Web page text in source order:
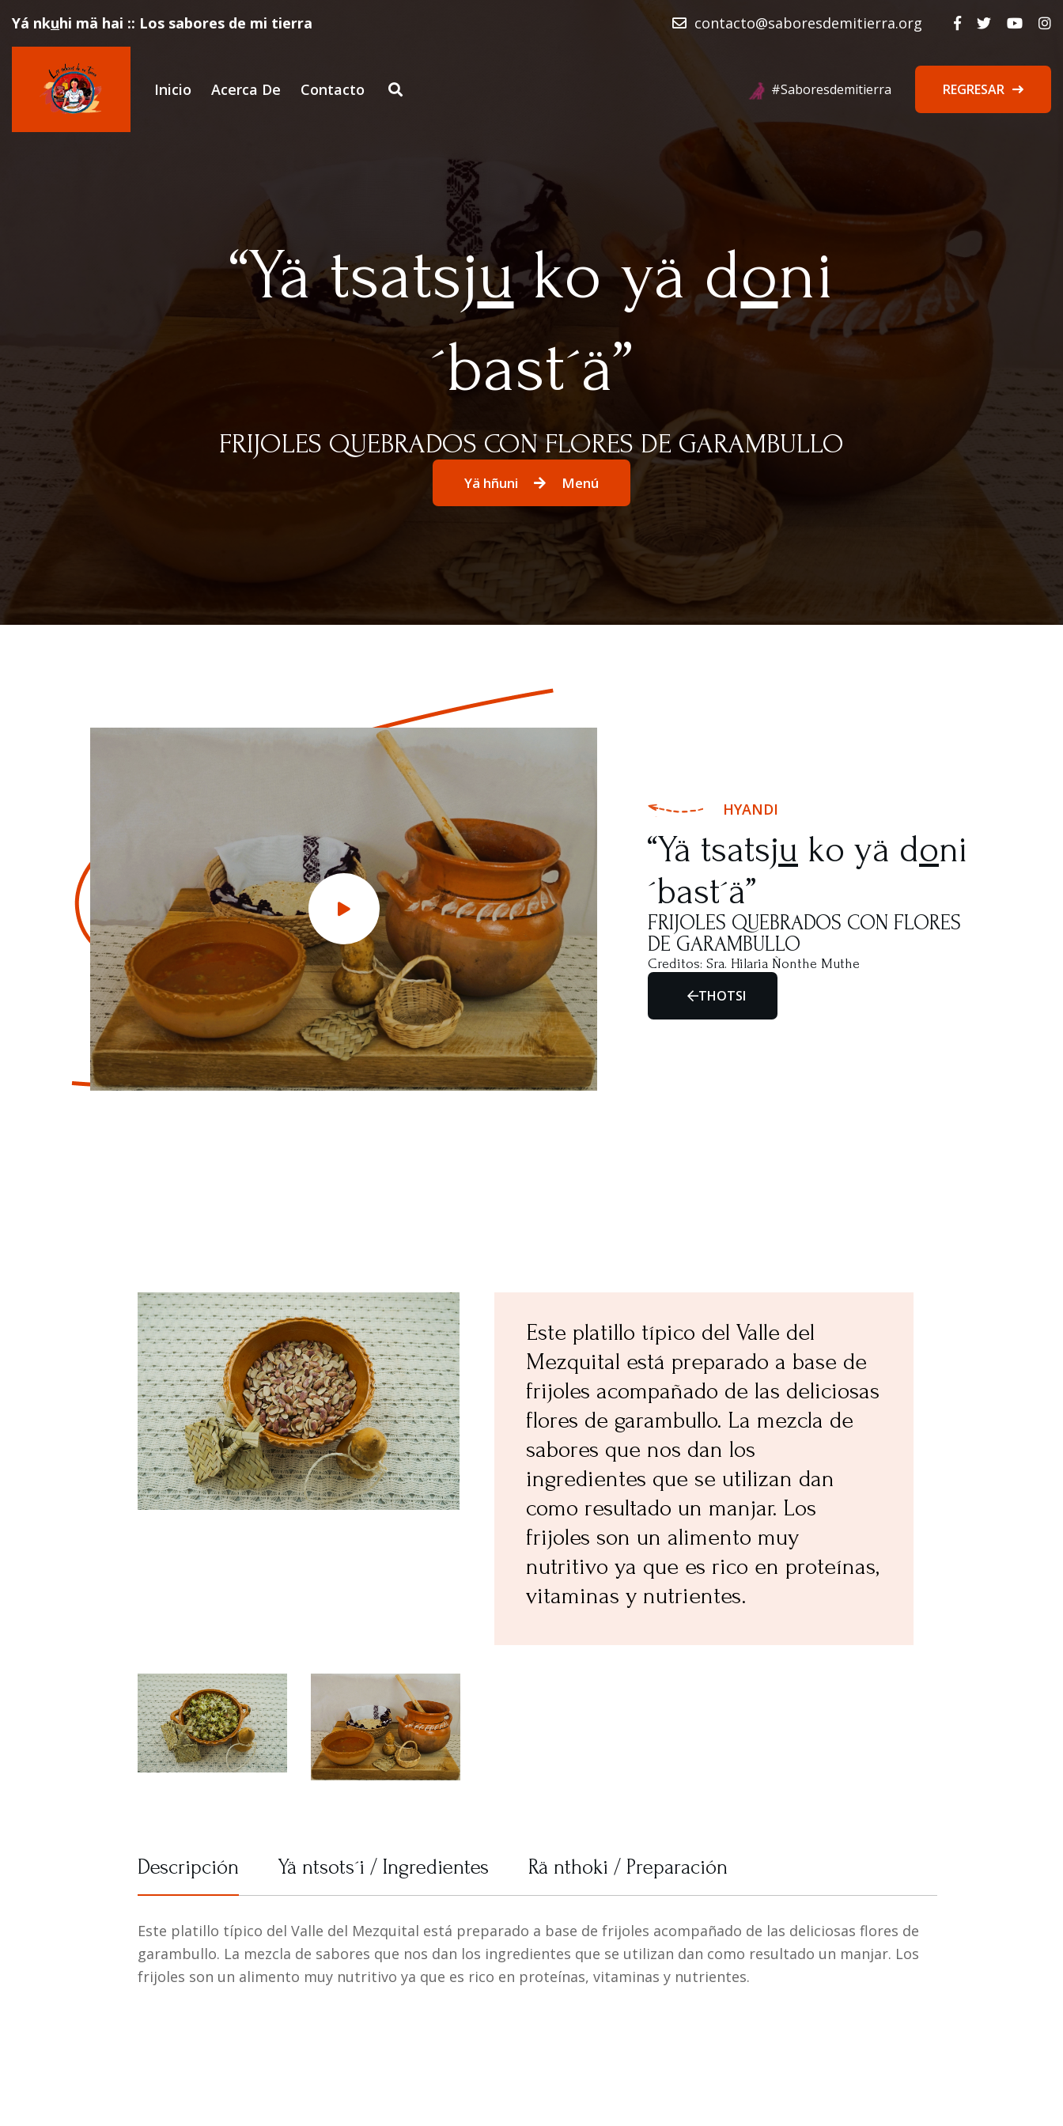
Yá nkuhi mä hai :: Los sabores de mi tierra contacto@saboresdemitierra.org
Inicio Acerca De Contacto #Saboresdemitierra REGRESAR
“Yä tsatsjuko yä doni
´bast´ä”
FRIJOLES QUEBRADOS CON FLORES DE GARAMBULLO
Yä hñuni Menú
HYANDI
“Yä tsatsju ko yä doni
´bast´ä”
FRIJOLES QUEBRADOS CON FLORES
DE GARAMBULLO
Creditos: Sra. Hilaria Ñonthe Muthe
THOTSI
Este platillo típico del Valle del
Mezquital está preparado a base de
frijoles acompañado de las deliciosas
flores de garambullo. La mezcla de
sabores que nos dan los
ingredientes que se utilizan dan
como resultado un manjar. Los
frijoles son un alimento muy
nutritivo ya que es rico en proteínas,
vitaminas y nutrientes.
Descripción Yä ntsots´i / Ingredientes Rä nthoki / Preparación
Este platillo típico del Valle del Mezquital está preparado a base de frijoles acompañado de las deliciosas flores de
garambullo. La mezcla de sabores que nos dan los ingredientes que se utilizan dan como resultado un manjar. Los
frijoles son un alimento muy nutritivo ya que es rico en proteínas, vitaminas y nutrientes.